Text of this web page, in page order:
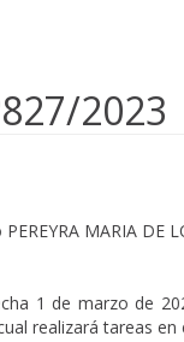
2023
MARIA DE
1 de marzo de
realizará tareas